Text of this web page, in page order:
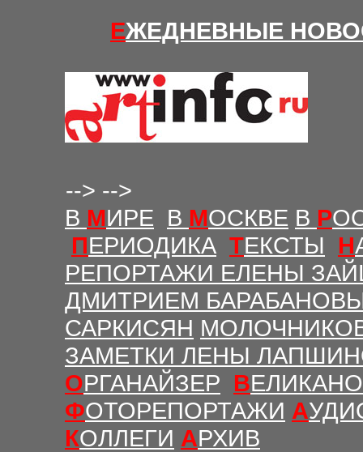
ЕЖЕДНЕВНЫЕ Н
--> -->
В МИРЕ В МОСКВЕ В Р
ПЕРИОДИКА ТЕКСТЫ Н
РЕПОРТАЖИ ЕЛЕНЫ
ДМИТРИЕМ
САРКИСЯН
ЗАМЕТКИ ЛЕНЫ
ОРГАНАЙЗЕР В
ФОТОРЕПОРТАЖИ А
КОЛЛЕГИ АРХИВ